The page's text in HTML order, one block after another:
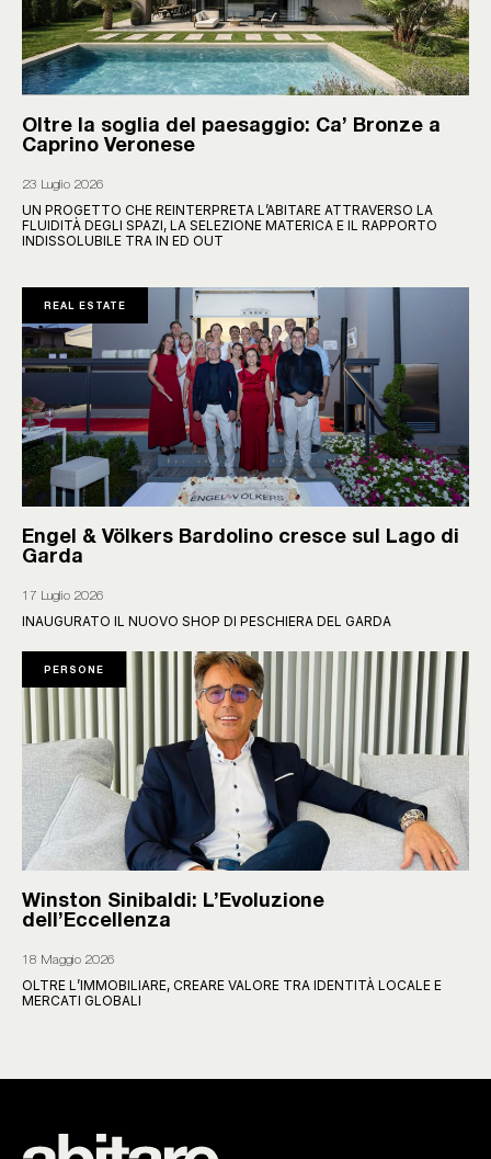
Oltre la soglia del paesaggio: Ca’ Bronze a
Caprino Veronese
23 Luglio 2026
UN PROGETTO CHE REINTERPRETA L’ABITARE ATTRAVERSO LA
FLUIDITÀ DEGLI SPAZI, LA SELEZIONE MATERICA E IL RAPPORTO
INDISSOLUBILE TRA IN ED OUT
REAL ESTATE
Engel & Völkers Bardolino cresce sul Lago di
Garda
17 Luglio 2026
INAUGURATO IL NUOVO SHOP DI PESCHIERA DEL GARDA
PERSONE
Winston Sinibaldi: L’Evoluzione
dell’Eccellenza
18 Maggio 2026
OLTRE L’IMMOBILIARE, CREARE VALORE TRA IDENTITÀ LOCALE E
MERCATI GLOBALI